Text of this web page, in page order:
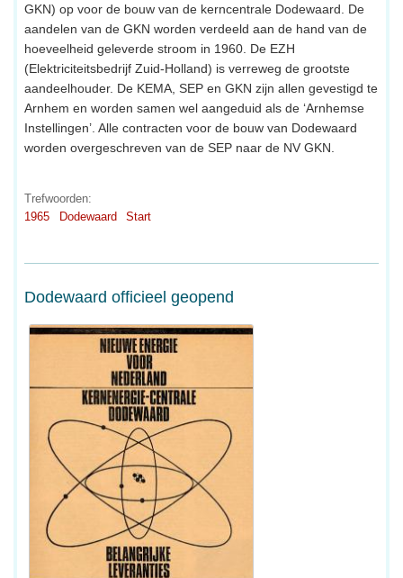
GKN) op voor de bouw van de kerncentrale Dodewaard. De
aandelen van de GKN worden verdeeld aan de hand van de
hoeveelheid geleverde stroom in 1960. De EZH
(Elektriciteitsbedrijf Zuid-Holland) is verreweg de grootste
aandeelhouder. De KEMA, SEP en GKN zijn allen gevestigd te
Arnhem en worden samen wel aangeduid als de ‘Arnhemse
Instellingen’. Alle contracten voor de bouw van Dodewaard
worden overgeschreven van de SEP naar de NV GKN.
Trefwoorden:
1965
Dodewaard Start
Dodewaard officieel geopend